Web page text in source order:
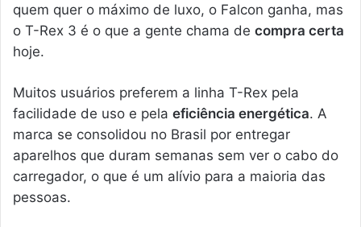
quem quer o máximo de luxo, o Falcon ganha, mas
o T-Rex 3 é o que a gente chama de compra certa
hoje.
Muitos usuários preferem a linha T-Rex pela
facilidade de uso e pela eficiência energética. A
marca se consolidou no Brasil por entregar
aparelhos que duram semanas sem ver o cabo do
carregador, o que é um alívio para a maioria das
pessoas.